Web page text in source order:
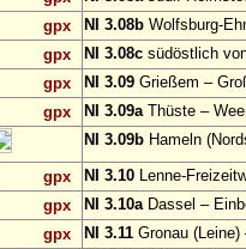
gpx
NI 3.08b Wolfsburg-
gpx
NI 3.08c südöstlich
gpx
NI 3.09 Grießem –
gpx
NI 3.09aThüste –
NI 3.09b Hameln
gpx NI 3.10 Lenne-
gpx
NI 3.10aDassel –
gpx
NI 3.11 Gronau